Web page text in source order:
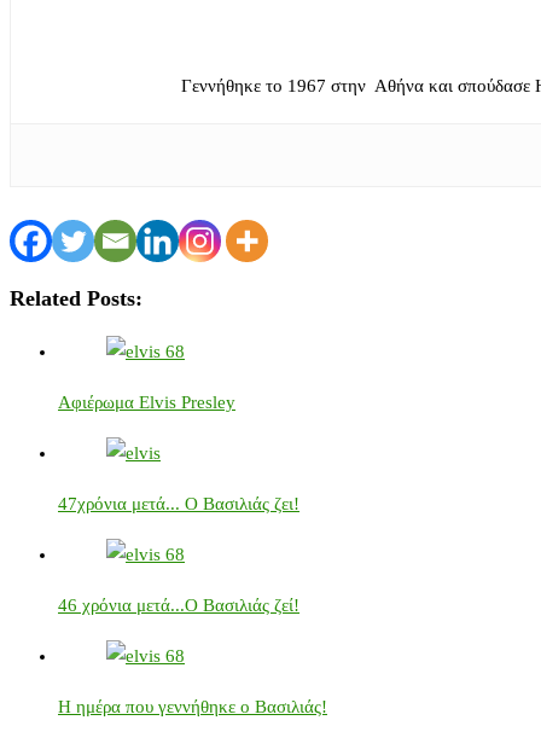
Γεννήθηκε το 1967 στην Αθήνα και σπούδασε
Related Posts:
Αφιέρωμα Elvis Presley
47χρόνια μετά... Ο Βασιλιάς ζει!
46 χρόνια μετά...Ο Βασιλιάς ζεί!
Η ημέρα που γεννήθηκε ο Βασιλιάς!